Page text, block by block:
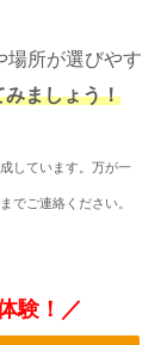
場所が選びやす
ましょう！
しています。万が一
までご連絡ください。
験！／